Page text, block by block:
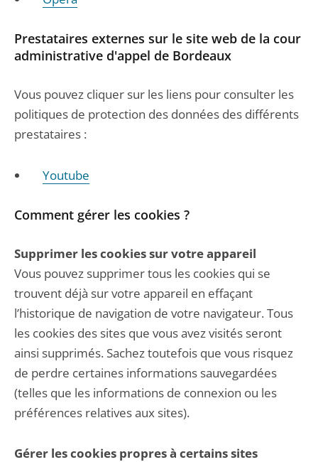
Prestataires externes sur le site web de la cour
administrative d'appel de Bordeaux
Vous pouvez cliquer sur les liens pour consulter les
politiques de protection des données des différents
prestataires :
Youtube
Comment gérer les cookies ?
Supprimer les cookies sur votre appareil
Vous pouvez supprimer tous les cookies qui se
trouvent déjà sur votre appareil en effaçant
l’historique de navigation de votre navigateur. Tous
les cookies des sites que vous avez visités seront
ainsi supprimés. Sachez toutefois que vous risquez
de perdre certaines informations sauvegardées
(telles que les informations de connexion ou les
préférences relatives aux sites).
Gérer les cookies propres à certains sites